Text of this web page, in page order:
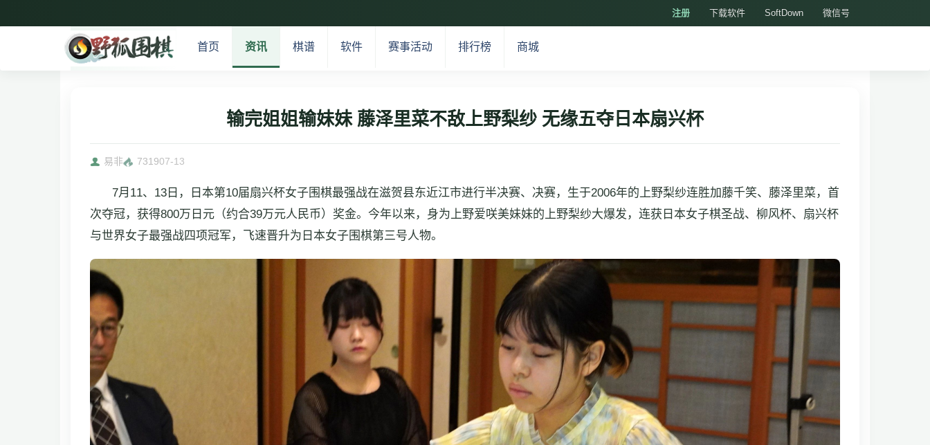
注册 下载软件 SoftDown 微信号
首页 资讯 棋谱 软件 赛事活动 排行榜 商城
输完姐姐输妹妹 藤泽里菜不敌上野梨纱 无缘五夺日本扇兴杯
易非 731907-13
7月11、13日，日本第10届扇兴杯女子围棋最强战在滋贺县东近江市进行半决赛、决赛，生于2006年的上野梨纱连胜加藤千笑、藤泽里菜，首
次夺冠，获得800万日元（约合39万元人民币）奖金。今年以来，身为上野爱咲美妹妹的上野梨纱大爆发，连获日本女子棋圣战、柳风杯、扇兴杯
与世界女子最强战四项冠军，飞速晋升为日本女子围棋第三号人物。